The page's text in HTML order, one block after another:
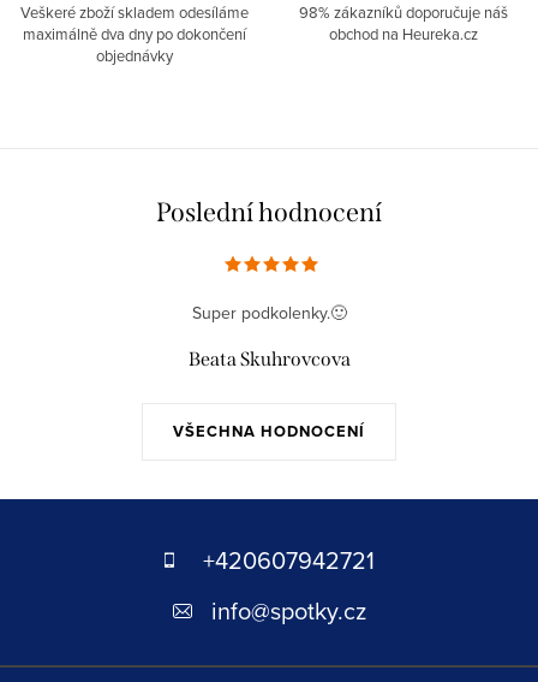
Veškeré zboží skladem odesíláme
maximálně dva dny po dokončení
objednávky
98% zákazníků doporučuje náš
obchod na Heureka.cz
Poslední hodnocení
VŠECHNA HODNOCENÍ
Super podkolenky.🙂
Beata Skuhrovcova
+420607942721
info@spotky.cz